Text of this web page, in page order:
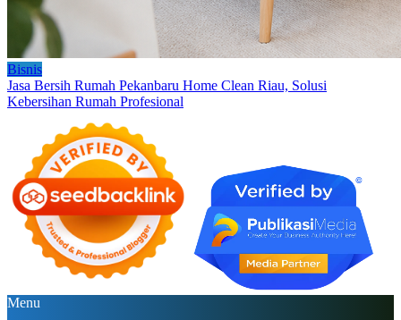
Bisnis
Jasa Bersih Rumah Pekanbaru Home Clean Riau, Solusi
Kebersihan Rumah Profesional
Menu